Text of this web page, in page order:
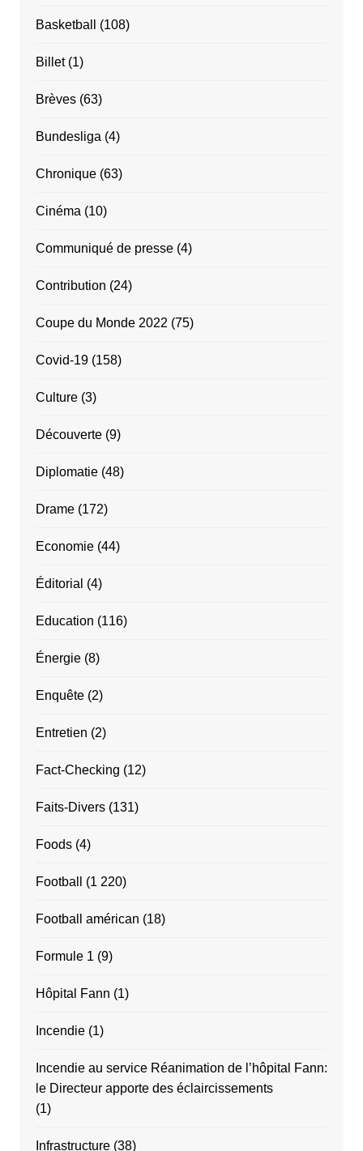
Basketball (108)
Billet(1)
Brèves(63)
Bundesliga (4)
Chronique(63)
Cinéma (10)
Communiqué de presse(4)
Contribution (24)
Coupe du Monde 2022 (75)
Covid-19(158)
Culture(3)
Découverte(9)
Diplomatie(48)
Drame(172)
Economie(44)
Éditorial (4)
Education (116)
Énergie(8)
Enquête(2)
Entretien (2)
Fact-Checking (12)
Faits-Divers(131)
Foods(4)
Football (1 220)
Football américan (18)
Formule 1 (9)
Hôpital Fann (1)
Incendie(1)
Incendie au service Réanimation de l’hôpital Fann:
le Directeur apporte des éclaircissements
(1)
Infrastructure(38)